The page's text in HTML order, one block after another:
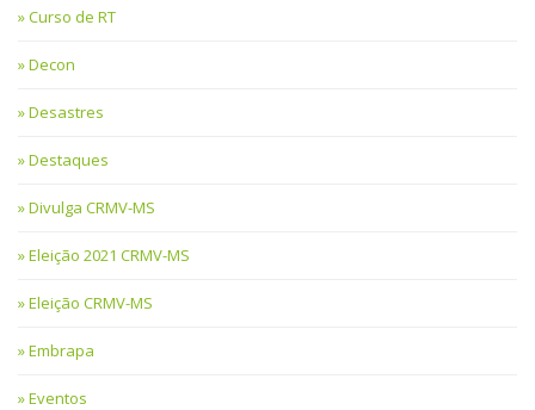
Curso de RT
Decon
Desastres
Destaques
Divulga CRMV-MS
Eleição 2021 CRMV-MS
Eleição CRMV-MS
Embrapa
Eventos